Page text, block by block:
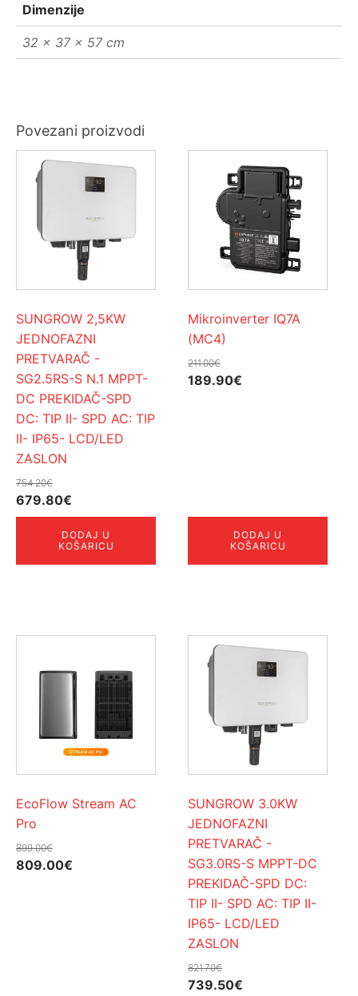
Dimenzije
32 × 37 × 57 cm
Povezani proizvodi
SUNGROW 2,5KW
JEDNOFAZNI
PRETVARAČ -
SG2.5RS-S N.1 MPPT-
DC PREKIDAČ-SPD
DC: TIP II- SPD AC: TIP
II- IP65- LCD/LED
ZASLON
754.20€
Izvorna
cijena
679.80€
cijena
je:
DODAJ U
KOŠARICU
Mikroinverter IQ7A
(MC4)
211.00€
Izvorna
189.90€
DODAJ U
KOŠARICU
EcoFlow Stream AC
Pro
899.00€
Izvorna
809.00€
SUNGROW 3.0KW
JEDNOFAZNI
PRETVARAČ -
SG3.0RS-S MPPT-DC
PREKIDAČ-SPD DC:
TIP II- SPD AC: TIP II-
IP65- LCD/LED
ZASLON
821.70€
Izvorna
739.50€